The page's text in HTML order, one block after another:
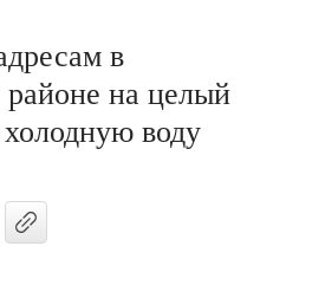
в
на целый
воду